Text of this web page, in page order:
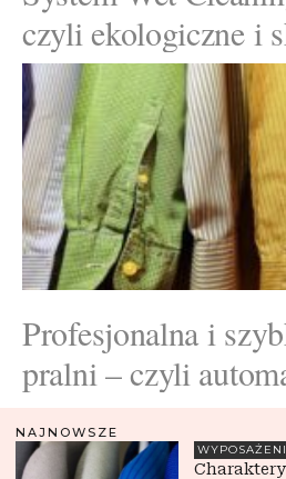
czyli ekologiczne i
Profesjonalna i
pralni – czyli
NAJNOWSZE